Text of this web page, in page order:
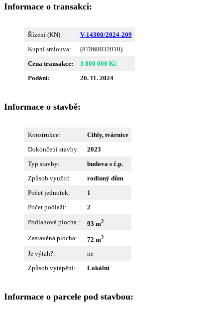
Informace o transakci:
Řízení (KN):
V-14300/2024-209
Kupní smlouva:
(87868032010)
Cena transakce:
3 800 000 Kč
Podání:
20. 11. 2024
Informace o stavbě:
Konstrukce:
Cihly, tvárnice
Dokončení stavby:
2023
Typ stavby:
budova s č.p.
Způsob využití:
rodinný dům
Počet jednotek:
1
Počet podlaží:
2
Podlahová plocha :
93 m2
Zastavěná plocha: 72 m2
Je výtah?:
ne
Způsob vytápění:
Lokální
Informace o parcele pod stavbou: